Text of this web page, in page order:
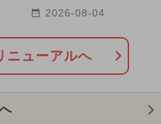
8/8リニューアルオー
2026-08-04
ニューアルへ